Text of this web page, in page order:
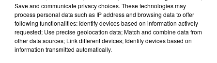
BENNY ADAM, LARTISTE
Ella
SALIM CRAVATA,
TAWSEN
Save and communicate privacy choices. These technologies may
process personal data such as IP address and browsing data to offer
following functionalities: Identify devices based on information actively
requested; Use precise geolocation data; Match and combine data from
other data sources; Link different devices; Identify devices based on
information transmitted automatically.